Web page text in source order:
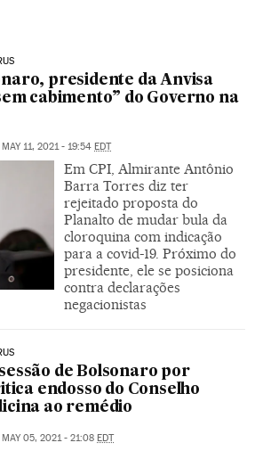
presidente da Anvisa
cabimento” do Governo na
MAY 11, 2021 - 19:54 EDT
Em CPI, Almirante Antônio
Barra Torres diz ter
rejeitado proposta do
Planalto de mudar bula da
cloroquina com indicação
para a covid-19. Próximo do
presidente, ele se posiciona
contra declarações
negacionistas
de Bolsonaro por
endosso do Conselho
ao remédio
MAY 05, 2021 - 21:08 EDT